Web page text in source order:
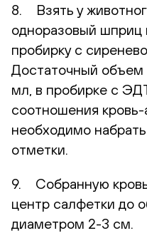
8. Взять у
одноразовый шприц
пробирку с
Достаточный
мл, в пробирке с
соотношения кровь-
необходимо
отметки.
9. Собранную
центр салфетки до
диаметром 2-3 см.